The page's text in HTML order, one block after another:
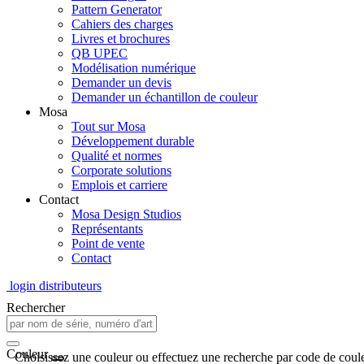
Pattern Generator
Cahiers des charges
Livres et brochures
QB UPEC
Modélisation numérique
Demander un devis
Demander un échantillon de couleur
Mosa
Tout sur Mosa
Développement durable
Qualité et normes
Corporate solutions
Emplois et carriere
Contact
Mosa Design Studios
Représentants
Point de vente
Contact
login distributeurs
Rechercher
Couleur
Choisissez une couleur ou effectuez une recherche par code de